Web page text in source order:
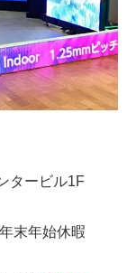
タービル1F
末年始休暇